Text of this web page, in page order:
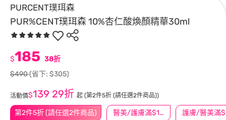
PURCENT璞珥森
PUR%CENT璞珥森 10%杏仁酸煥顏精華30ml
第2件5折 (請任選2件商品) 醫美/護膚滿$1200送$200
$185 38折
$490(省下: $305)
活動價$139 29折 起 (第2件5折 (請任選2件商品))